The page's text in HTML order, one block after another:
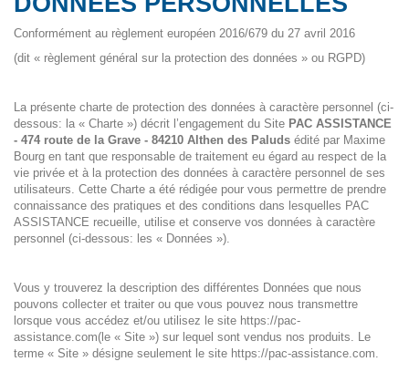
Conformément au règlement européen 2016/679 du 27 avril 2016
(dit « règlement général sur la protection des données » ou RGPD)
La présente charte de protection des données à caractère personnel (ci-
dessous: la « Charte ») décrit l’engagement du Site PAC ASSISTANCE
- 474 route de la Grave - 84210 Althen des Paluds édité par Maxime
Bourg en tant que responsable de traitement eu égard au respect de la
vie privée et à la protection des données à caractère personnel de ses
utilisateurs. Cette Charte a été rédigée pour vous permettre de prendre
connaissance des pratiques et des conditions dans lesquelles PAC
ASSISTANCE recueille, utilise et conserve vos données à caractère
personnel (ci-dessous: les « Données »).
Vous y trouverez la description des différentes Données que nous
pouvons collecter et traiter ou que vous pouvez nous transmettre
lorsque vous accédez et/ou utilisez le site https://pac-
assistance.com(le « Site ») sur lequel sont vendus nos produits. Le
terme « Site » désigne seulement le site https://pac-assistance.com.